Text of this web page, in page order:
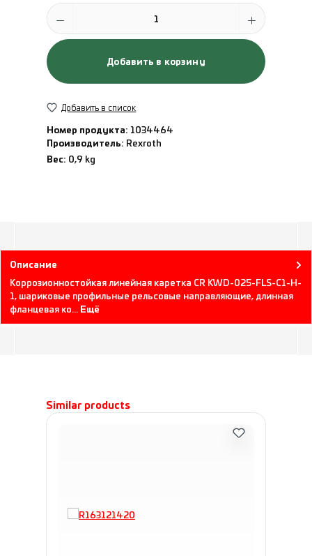
Количество продукта: введите желаемое количество или
Добавить в корзину
Добавить в список
Номер продукта: 1034464
Производитель: Rexroth
Вес: 0,9 kg
Описание
Коррозионностойкая линейная каретка CR KWD-025-FLS-C1-H-
1, шариковые профильные рельсовые направляющие, длинная
фланцевая ко… Ещё
Пропустить галерею продуктов
Similar products